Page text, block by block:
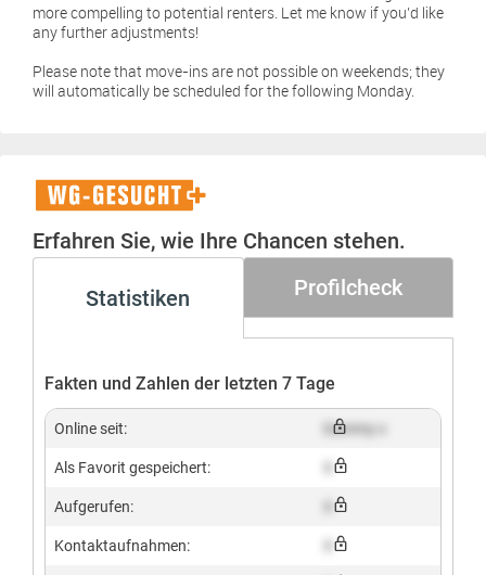
more compelling to potential renters. Let me know if you’d like
any further adjustments!
Please note that move-ins are not possible on weekends; they
will automatically be scheduled for the following Monday.
WG-
Gesucht+
Erfahren Sie, wie Ihre Chancen stehen.
Statistiken Profilcheck
Fakten und Zahlen der letzten 7 Tage
Online seit: Dummy x
Als Favorit gespeichert:
Aufgerufen:
Kontaktaufnahmen: